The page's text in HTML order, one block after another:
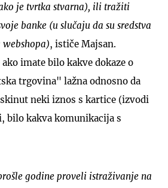
je tvrtka stvarna), ili tražiti
banke (u slučaju da su sredstva
, ističe Majsan.
imate bilo kakve dokaze o
trgovina" lažna odnosno da
neki iznos s kartice (izvodi
bilo kakva komunikacija s
godine proveli istraživanje na